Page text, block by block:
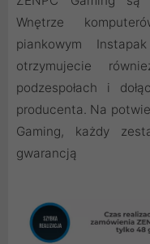
Wnętrze
piankowym
otrzymujecie
podzespołach i
producenta. Na
Gaming, każdy
gwarancją